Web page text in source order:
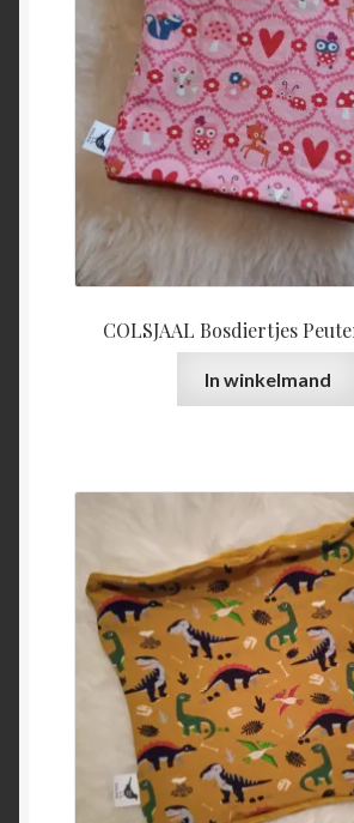
COLSJAAL Bosdiertjes
In winkelmand